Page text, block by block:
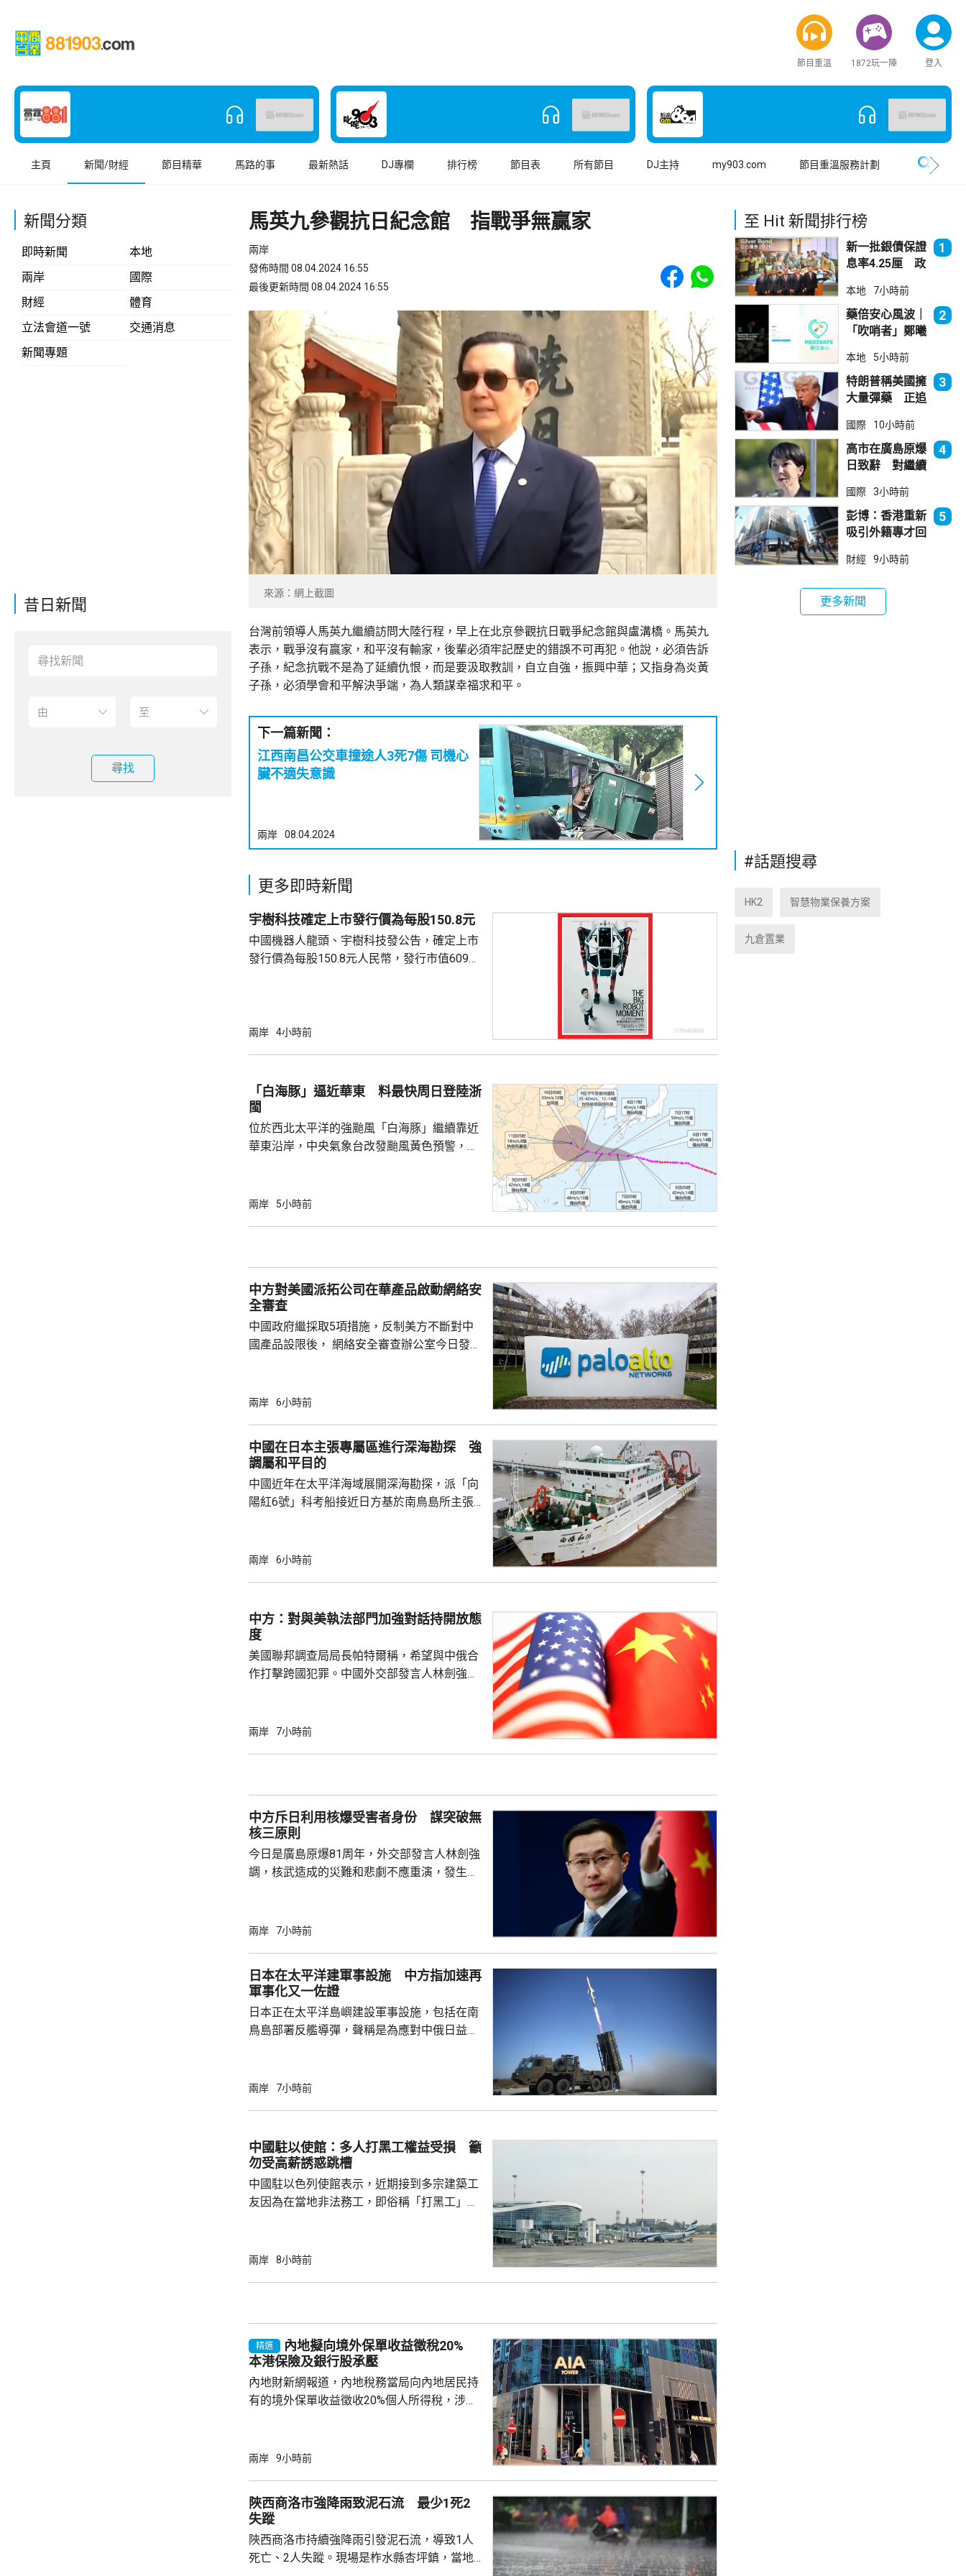
節目重溫 1872玩一陣 登入
主頁 新聞/財經 節目精華 馬路的事 最新熱話 DJ專欄 排行榜 節目表 所有節目 DJ主持 my903.com 節目重溫服務計劃
新聞分類
即時新聞
本地
兩岸
國際
財經
體育
立法會道一號
交通消息
新聞專題
昔日新聞
尋找
馬英九參觀抗日紀念館 指戰爭無贏家
兩岸
發佈時間 08.04.2024 16:55
最後更新時間 08.04.2024 16:55
Share to Facebook
Share to WhatsApp
來源：網上截圖
台灣前領導人馬英九繼續訪問大陸行程，早上在北京參觀抗日戰爭紀念館與盧溝橋。馬英九
表示，戰爭沒有贏家，和平沒有輸家，後輩必須牢記歷史的錯誤不可再犯。他說，必須告訴
子孫，紀念抗戰不是為了延續仇恨，而是要汲取教訓，自立自強，振興中華；又指身為炎黃
子孫，必須學會和平解決爭端，為人類謀幸福求和平。
下一篇新聞：
江西南昌公交車撞途人3死7傷 司機心
臟不適失意識
兩岸 08.04.2024
更多即時新聞
宇樹科技確定上市發行價為每股150.8元
中國機器人龍頭、宇樹科技發公告，確定上市
發行價為每股150.8元人民幣，發行市值609億
開發行新股4040多萬股，擬發行數量佔發行後
戰略配售數量約為809萬股。發行完成後，宇
樹科技總股本...
兩岸 4小時前
「白海豚」逼近華東 料最快周日登陸浙
閩
位於西北太平洋的強颱風「白海豚」繼續靠近
華東沿岸，中央氣象台改發颱風黃色預警，預
一早上在浙江到福建北部沿岸地區登陸，風力
統結合，可能為北方帶來時間長、範圍大的風
雨影響。國家海洋預報台發布海浪橙...
兩岸 5小時前
中方對美國派拓公司在華產品啟動網絡安
全審查
中國政府繼採取5項措施，反制美方不斷對中
國產品設限後， 網絡安全審查辦公室今日發公
公告指，為保障關鍵信息基礎設施安全穩定運
拓產品實施網絡安全審查。 商務部昨日宣布對
美國採取5項反制措施，包括加強無人機相關
兩用物項對出口管...
兩岸 6小時前
中國在日本主張專屬區進行深海勘探 強
調屬和平目的
中國近年在太平洋海域展開深海勘探，派「向
陽紅6號」科考船接近日方基於南鳥島所主張
林劍回應說，中方開展的海洋科研活動服務是
益。 至於中國航母「遼寧艦」去年6月進入太
平洋區域，林劍強調，中國一貫奉行防禦性國
兩岸 6小時前
中方：對與美執法部門加強對話持開放態
度
美國聯邦調查局局長帕特爾稱，希望與中俄合
作打擊跨國犯罪。中國外交部發言人林劍強
神，與美方開展執法領域合作。至於雙方是否
兩岸 7小時前
中方斥日利用核爆受害者身份 謀突破無
核三原則
今日是廣島原爆81周年，外交部發言人林劍強
調，核武造成的災難和悲劇不應重演，發生核
右翼勢力長期篡改歷史事實，政治利用「核爆
脫侵略罪責，執政當局近來更企圖整軍擴武，
尋求美國強化對日本的核保護、圖謀突破「無
核三原則」，首相官邸高官甚至叫囂謀...
兩岸 7小時前
日本在太平洋建軍事設施 中方指加速再
軍事化又一佐證
日本正在太平洋島嶼建設軍事設施，包括在南
鳥島部署反艦導彈，聲稱是為應對中俄日益頻
日方停止造謠抹黑，切實反躬自省，認真汲取
行，為亞洲鄰國和世界帶來深重災難，時至今
日不僅拒絕反省歷史，還故技重施，不斷炮製
周邊國家威脅等虛假敘事，掩蓋持續強軍擴...
兩岸 7小時前
中國駐以使館：多人打黑工權益受損 籲
勿受高薪誘惑跳槽
中國駐以色列使館表示，近期接到多宗建築工
友因為在當地非法務工，即俗稱「打黑工」，
政策要求和當地法律規定，簽訂正規勞務合
注以色列方面對「打黑工」行為，正採取越來
越嚴厲的清理整頓和打擊，凡被查處者均會...
兩岸 8小時前
精選
內地擬向境外保單收益徵稅20%
本港保險及銀行股承壓
內地財新網報道，內地稅務當局向內地居民持
有的境外保單收益徵收20%個人所得稅，涉及
施未普遍推行，具體適用範圍有待官方說明。
保單分紅，以及預繳保費所產生的利息收益，
被視為是堵塞長期存在的跨境稅務監管漏洞，
亦反映內地對居民境外資產及資金流動...
兩岸 9小時前
陜西商洛市強降雨致泥石流 最少1死2
失蹤
陜西商洛市持續強降雨引發泥石流，導致1人
死亡、2人失蹤。現場是柞水縣杏坪鎮，當地
至 Hit 新聞排行榜
新一批銀債保證
息率4.25厘 政
吸引力
1
本地 7小時前
藥倍安心風波｜
「吹哨者」鄭曦
進行刑事調查
2
本地 5小時前
特朗普稱美國擁
大量彈藥 正追
者」
3
國際 10小時前
高市在廣島原爆
日致辭 對繼續
含糊其辭
4
國際 3小時前
彭博：香港重新
吸引外籍專才回
5
財經 9小時前
更多新聞
#話題搜尋
HK2 智慧物業保養方案
九倉置業